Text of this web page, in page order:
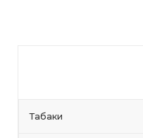
Табаки